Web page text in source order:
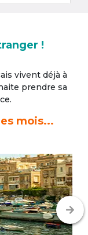
!
vivent déjà à
prendre sa
mois...